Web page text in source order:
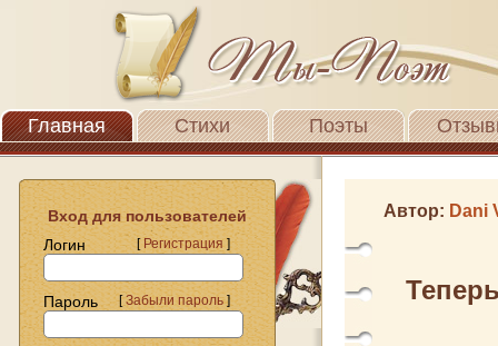
Главная Стихи Поэты
Вход для пользователей
Логин
[Регистрация]
Пароль [Забыли пароль]
Автор: Dani